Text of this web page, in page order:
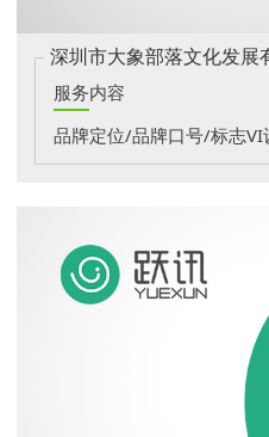
深圳市大象部落文化发展
服务内容
品牌定位/品牌口号/标志